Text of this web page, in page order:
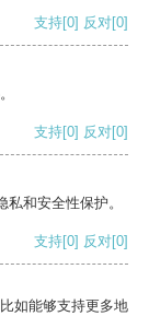
支持[0] 反对[0]
支持[0] 反对[0]
和安全性保护。
支持[0] 反对[0]
如能够支持更多地